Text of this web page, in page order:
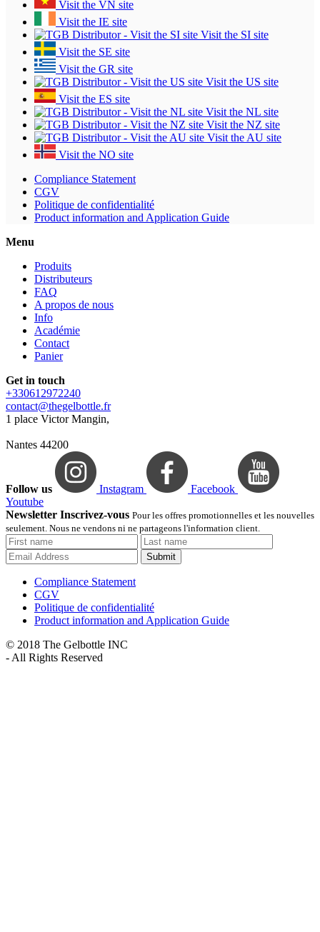
Visit the VN site
Visit the IE site
Visit the SI site
Visit the SE site
Visit the GR site
Visit the US site
Visit the ES site
Visit the NL site
Visit the NZ site
Visit the AU site
Visit the NO site
Compliance Statement
CGV
Politique de confidentialité
Product information and Application Guide
Menu
Produits
Distributeurs
FAQ
A propos de nous
Info
Académie
Contact
Panier
Get in touch
+330612972240
contact@thegelbottle.fr
1 place Victor Mangin,
Nantes 44200
Follow us Instagram
Facebook
Youtube
Newsletter Inscrivez-vous Pour les offres promotionnelles et les nouvelles
seulement. Nous ne vendons ni ne partageons l'information client.
Submit
Compliance Statement
CGV
Politique de confidentialité
Product information and Application Guide
© 2018 The Gelbottle INC
- All Rights Reserved